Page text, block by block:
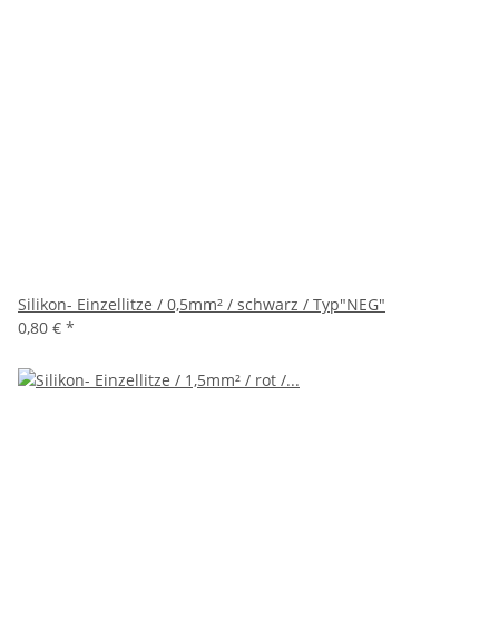
Silikon- Einzellitze / 0,5mm² / schwarz / Typ"NEG"
0,80 € *